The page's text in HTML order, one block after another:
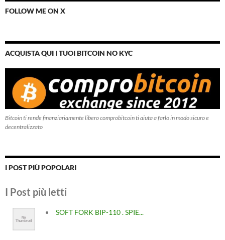
FOLLOW ME ON X
ACQUISTA QUI I TUOI BITCOIN NO KYC
Bitcoin ti rende finanziariamente libero comprobitcoin ti aiuta a farlo in modo sicuro e
decentralizzato
I POST PIÙ POPOLARI
I Post più letti
SOFT FORK BIP-110 . SPIE...